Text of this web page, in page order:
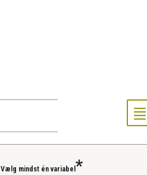
Vælg mindst én variabel